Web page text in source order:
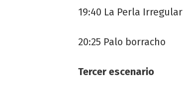
19:40 La Perla Irregular
20:25 Palo borracho
Tercer escenario